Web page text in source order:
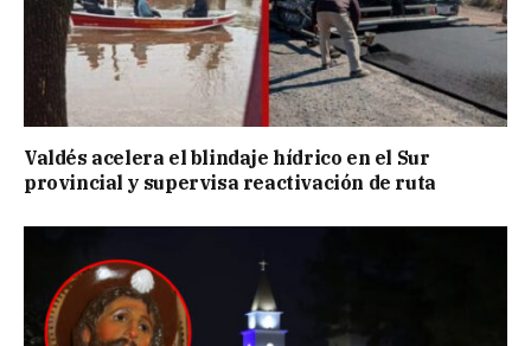
Valdés acelera el blindaje hídrico en el Sur
provincial y supervisa reactivación de ruta